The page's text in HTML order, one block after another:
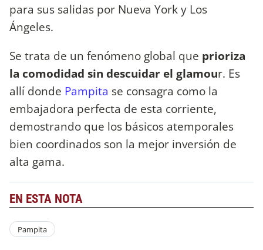
para sus salidas por Nueva York y Los
Ángeles.
Se trata de un fenómeno global que prioriza
la comodidad sin descuidar el glamour. Es
allí donde Pampita se consagra como la
embajadora perfecta de esta corriente,
demostrando que los básicos atemporales
bien coordinados son la mejor inversión de
alta gama.
EN ESTA NOTA
Pampita